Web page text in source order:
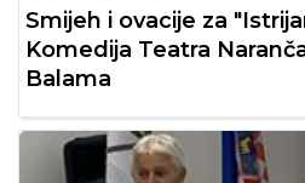
Smijeh i ovacije za
Komedija Teatra
Balama